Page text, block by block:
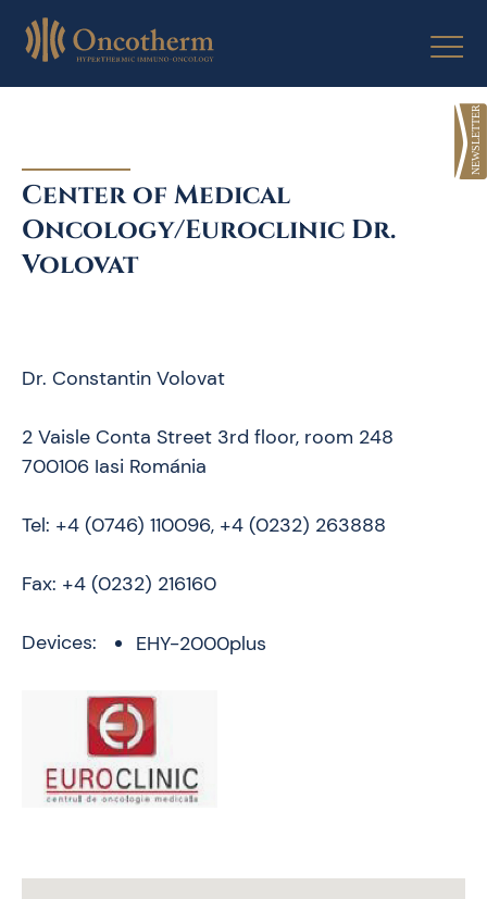
Center of Medical
Oncology/Euroclinic Dr.
Volovat
Dr. Constantin Volovat
2 Vaisle Conta Street 3rd floor, room 248
700106 Iasi Románia
Tel: +4 (0746) 110096, +4 (0232) 263888
Fax: +4 (0232) 216160
Devices: EHY-2000plus